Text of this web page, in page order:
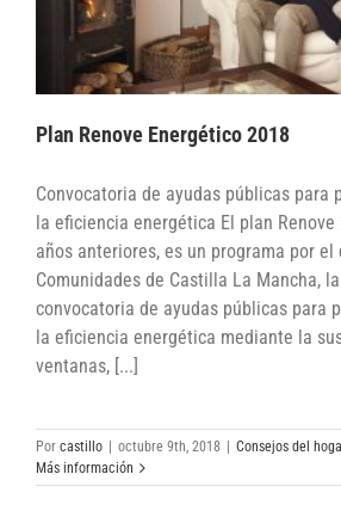
Plan Renove Energético 2018
Convocatoria de ayudas públicas para
la eficiencia energética El plan
años anteriores, es un programa por
Comunidades de Castilla La Mancha,
convocatoria de ayudas públicas para
la eficiencia energética mediante la
ventanas, [...]
Por castillo octubre 9th, 2018 Consejos del
Más información